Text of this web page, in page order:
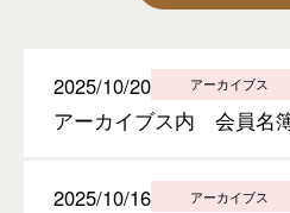
2025/10/20 アーカイブス
アーカイブス内 会員名
2025/10/16 アーカイブス